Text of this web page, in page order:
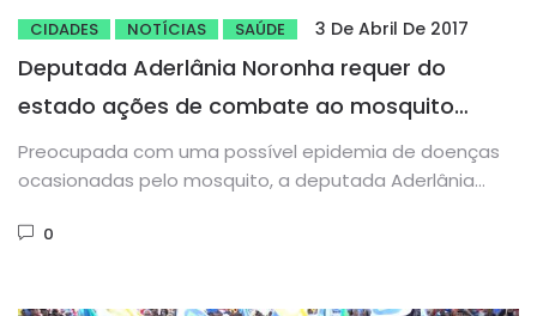
CIDADES NOTÍCIAS SAÚDE 3 De Abril De 2017
Deputada Aderlânia Noronha requer do
estado ações de combate ao mosquito
Aedes Aegypti
Preocupada com uma possível epidemia de doenças
ocasionadas pelo mosquito, a deputada Aderlânia
0